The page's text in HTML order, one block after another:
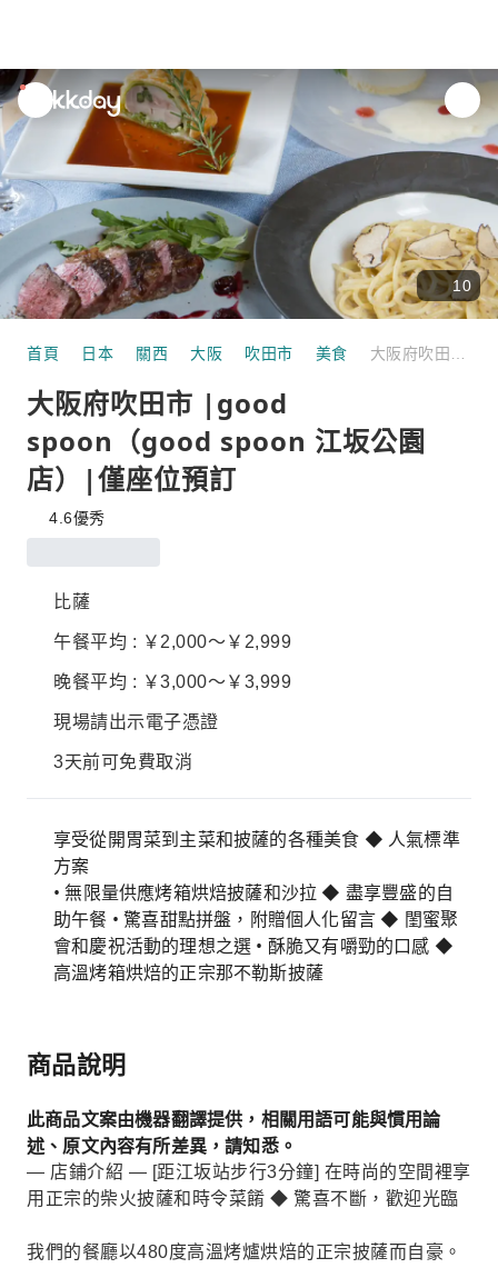
unread
notifications
10
首頁 日本 關西 大阪 吹田市 美食
大阪府吹田市 |good
spoon（good spoon 江坂公園
店）|僅座位預訂
4.6優秀
比薩
午餐平均 : ￥2,000～￥2,999
晚餐平均 : ￥3,000～￥3,999
現場請出示電子憑證
3天前可免費取消
享受從開胃菜到主菜和披薩的各種美食 ◆ 人氣標準
方案
• 無限量供應烤箱烘焙披薩和沙拉 ◆ 盡享豐盛的自
助午餐 • 驚喜甜點拼盤，附贈個人化留言 ◆ 閨蜜聚
會和慶祝活動的理想之選 • 酥脆又有嚼勁的口感 ◆
高溫烤箱烘焙的正宗那不勒斯披薩
商品說明
此商品文案由機器翻譯提供，相關用語可能與慣用論
述、原文內容有所差異，請知悉。
— 店鋪介紹 — [距江坂站步行3分鐘] 在時尚的空間裡享
用正宗的柴火披薩和時令菜餚 ◆ 驚喜不斷，歡迎光臨
我們的餐廳以480度高溫烤爐烘焙的正宗披薩而自豪。